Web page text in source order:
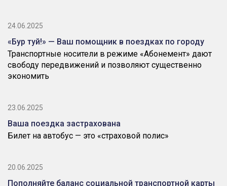
24.06.2025
«Бур туй!» — Ваш помощник в поездках по городу
Транспортные носители в режиме «Абонемент» дают
свободу передвижений и позволяют существенно
экономить
23.06.2025
Ваша поездка застрахована
Билет на автобус — это «страховой полис»
20.06.2025
Пополняйте баланс социальной транспортной карты